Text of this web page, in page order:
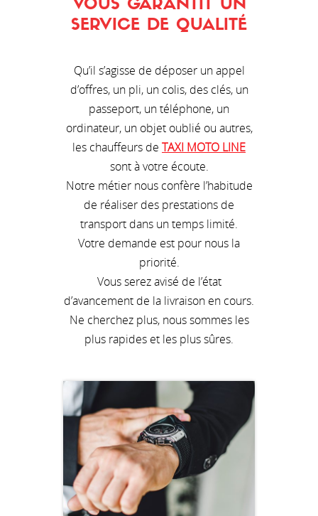
VOUS GARANTIT UN
SERVICE DE QUALITÉ
Qu’il s’agisse de déposer un appel
d’offres, un pli, un colis, des clés, un
passeport, un téléphone, un
ordinateur, un objet oublié ou autres,
les chauffeurs de TAXI MOTO LINE
sont à votre écoute.
Notre métier nous confère l’habitude
de réaliser des prestations de
transport dans un temps limité.
Votre demande est pour nous la
priorité.
Vous serez avisé de l’état
d’avancement de la livraison en cours.
Ne cherchez plus, nous sommes les
plus rapides et les plus sûres.